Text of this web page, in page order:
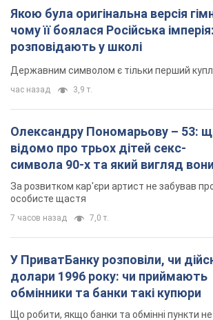
За розвитком кар'єри артист не забував про
особисте щастя
7 часов назад
У ПриватБанку розповіли, чи дійсні
долари 1996 року: чи приймають
обмінники та банки такі купюри
Що робити, якщо банки та обмінні пункти не
приймають старі долари
8 часов назад 61,1 т.